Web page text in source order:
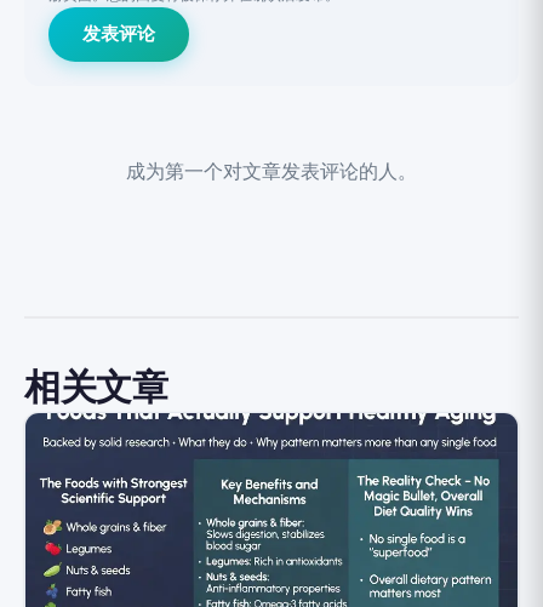
发表评论
成为第一个对文章发表评论的人。
相关文章